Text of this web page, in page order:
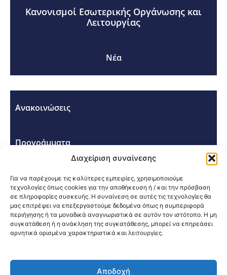
Διαχείριση συναίνεσης
Για να παρέχουμε τις καλύτερες εμπειρίες, χρησιμοποιούμε
τεχνολογίες όπως cookies για την αποθήκευση ή / και την πρόσβαση
σε πληροφορίες συσκευής. Η συναίνεση σε αυτές τις τεχνολογίες θα
μας επιτρέψει να επεξεργαστούμε δεδομένα όπως η συμπεριφορά
περιήγησης ή τα μοναδικά αναγνωριστικά σε αυτόν τον ιστότοπο. Η μη
συγκατάθεση ή η ανάκληση της συγκατάθεσης, μπορεί να επηρεάσει
αρνητικά ορισμένα χαρακτηριστικά και λειτουργίες.
Αποδοχή
Κανονισμοί Εσωτερικής Οργάνωσης και
Λειτουργίας
Νέα
Ανακοινώσεις
Προγράμματα
Σεμινάρια - Συνέδρια